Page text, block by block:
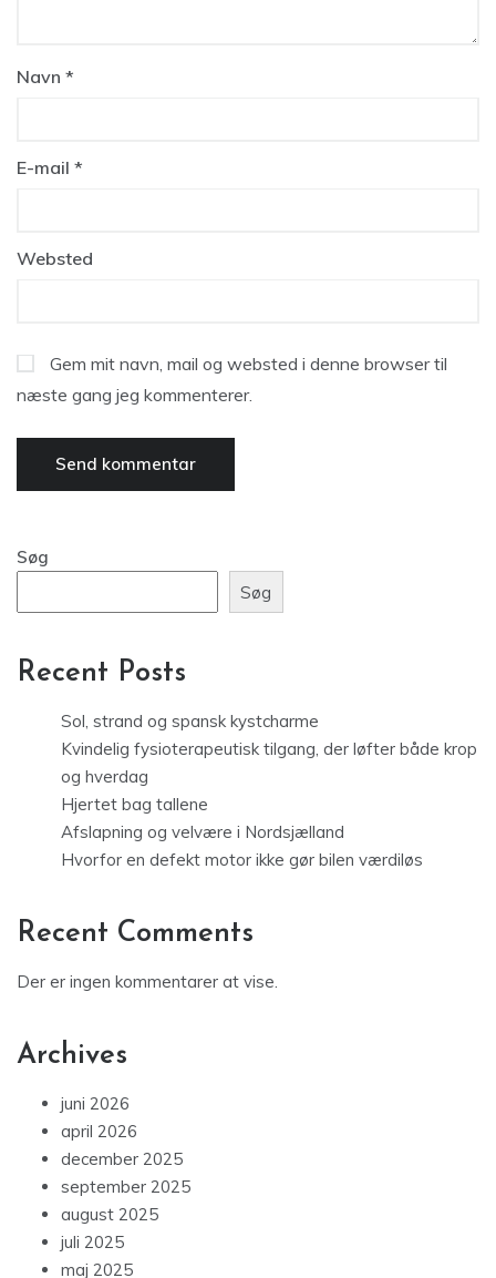
Navn *
E-mail *
Websted
Gem mit navn, mail og websted i denne browser til
næste gang jeg kommenterer.
Søg
Søg
Recent Posts
Sol, strand og spansk kystcharme
Kvindelig fysioterapeutisk tilgang, der løfter både krop
og hverdag
Hjertet bag tallene
Afslapning og velvære i Nordsjælland
Hvorfor en defekt motor ikke gør bilen værdiløs
Recent Comments
Der er ingen kommentarer at vise.
Archives
juni 2026
april 2026
december 2025
september 2025
august 2025
juli 2025
maj 2025